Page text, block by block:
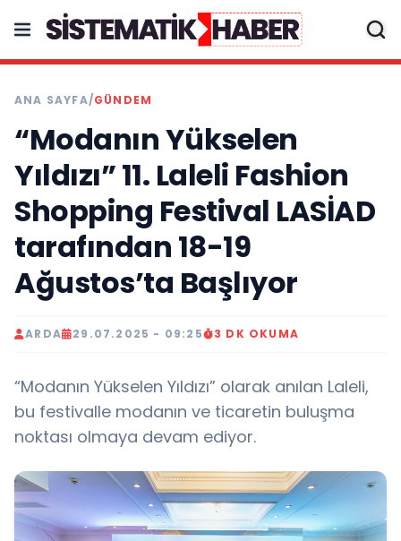
ANA SAYFA/GÜNDEM
“Modanın Yükselen
Yıldızı” 11. Laleli Fashion
Shopping Festival LASİAD
tarafından 18-19
Ağustos’ta Başlıyor
ARDA 29.07.2025 - 09:25 3 DK OKUMA
“Modanın Yükselen Yıldızı” olarak anılan Laleli,
bu festivalle modanın ve ticaretin buluşma
noktası olmaya devam ediyor.